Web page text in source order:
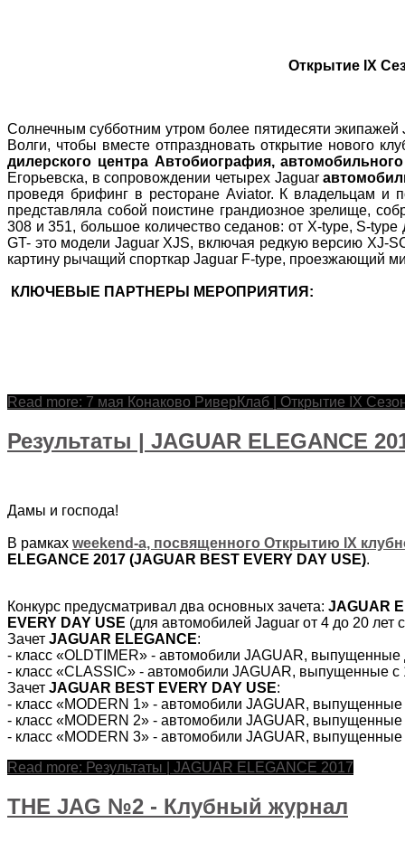
Открытие IX
Солнечным субботним утром более пятидесяти
Волги, чтобы вместе отпраздновать открытие нового
дилерского центра Автобиография,
Егорьевска, в сопровождении четырех Jaguar
проведя брифинг в ресторане Aviator. К владельцам и
представляла собой поистине грандиозное зрелище,
308 и 351, большое количество седанов: от X-type, S-
GT- это модели Jaguar XJS, включая редкую версию XJ-
картину рычащий спорткар Jaguar F-type, проезжающий
КЛЮЧЕВЫЕ ПАРТНЕРЫ МЕРОПРИЯТИЯ:
Read more: 7 мая Конаково РиверКлаб | Открытие IX
Результаты | JAGUAR ELEGANCE
Дамы и господа!
В рамках weekend-а, посвященного Открытию IX
ELEGANCE 2017 (JAGUAR BEST EVERY DAY USE).
Конкурс предусматривал два основных зачета: JAGUAR
EVERY DAY USE (для автомобилей Jaguar от 4 до 20 лет
Зачет JAGUAR ELEGANCE:
- класс «OLDTIMER» - автомобили JAGUAR, выпущенные
- класс «CLASSIC» - автомобили JAGUAR, выпущенные с
Зачет JAGUAR BEST EVERY DAY USE:
- класс «MODERN 1» - автомобили JAGUAR, выпущенные
- класс «MODERN 2» - автомобили JAGUAR, выпущенные
- класс «MODERN 3» - автомобили JAGUAR, выпущенные
Read more: Результаты | JAGUAR ELEGANCE 2017
THE JAG №2 - Клубный журнал